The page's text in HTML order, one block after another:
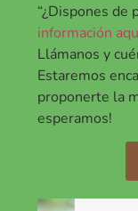
“¿Dispones de
información
Llámanos y
Estaremos
proponerte la
esperamos!